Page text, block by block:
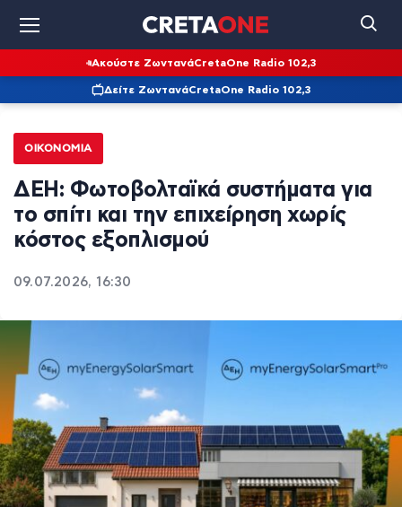
Ακούστε ΖωντανάCretaOne Radio 102,3
Δείτε ΖωντανάCretaOne Radio 102,3
ΟΙΚΟΝΟΜΊΑ
ΔΕΗ: Φωτοβολταϊκά συστήματα για
το σπίτι και την επιχείρηση χωρίς
κόστος εξοπλισμού
09.07.2026, 16:30